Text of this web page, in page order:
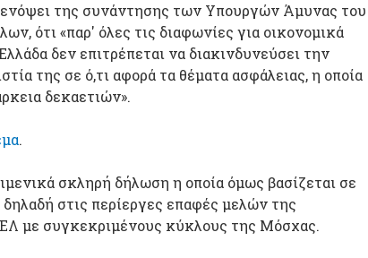
της συνάντησης των Υπουργών Άμυνας του
ότι «παρ' όλες τις διαφωνίες για οικονομικά
δεν επιτρέπεται να διακινδυνεύσει την
της σε ό,τι αφορά τα θέματα ασφάλειας, η οποία
δεκαετιών».
.
σκληρή δήλωση η οποία όμως βασίζεται σε
στις περίεργες επαφές μελών της
με συγκεκριμένους κύκλους της Μόσχας.